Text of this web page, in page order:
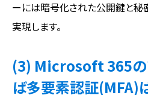
ーには暗号化された公開鍵と秘
実現します。
(3) Microsoft 365の
ば多要素認証(MFA)